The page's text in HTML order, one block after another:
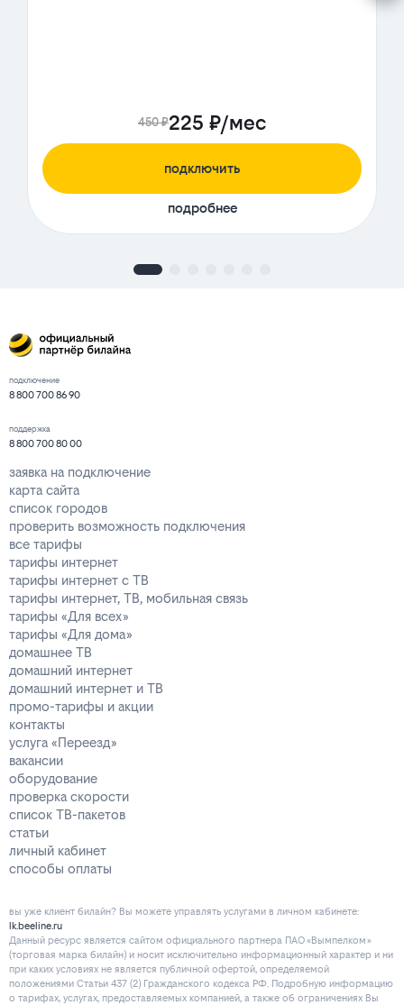
450 ₽225 ₽/мес
подключить
подробнее
подключение
8 800 700 86 90
поддержка
8 800 700 80 00
заявка на подключение
карта сайта
список городов
проверить возможность подключения
все тарифы
тарифы интернет
тарифы интернет с ТВ
тарифы интернет, ТВ, мобильная связь
тарифы «Для всех»
тарифы «Для дома»
домашнее ТВ
домашний интернет
домашний интернет и ТВ
промо-тарифы и акции
контакты
услуга «Переезд»
вакансии
оборудование
проверка скорости
список ТВ-пакетов
статьи
личный кабинет
способы оплаты
вы уже клиент билайн? Вы можете управлять услугами в личнoм кaбинeтe:
lk.beeline.ru
Данный ресурс является сайтом официального партнера ПАО «Вымпелком»
(торговая марка билайн) и носит исключительно информационный характер и ни
при каких условиях не является публичной офертой, определяемой
положениями Статьи 437 (2) Гражданского кодекса РФ. Подробную информацию
о тарифах, услугах, предоставляемых компанией, а также об ограничениях Вы